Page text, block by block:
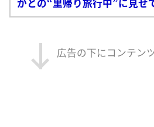
かとの“里帰り旅行中”に見せ
広告の下にコンテン